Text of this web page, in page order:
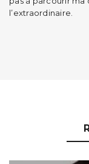
l’extraordinaire.